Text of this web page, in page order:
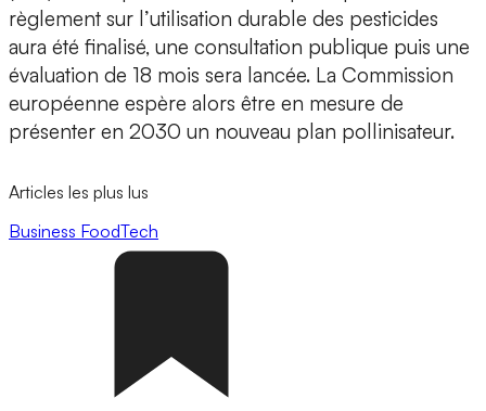
règlement sur l’utilisation durable des pesticides
aura été finalisé, une consultation publique puis une
évaluation de 18 mois sera lancée. La Commission
européenne espère alors être en mesure de
présenter en 2030 un nouveau plan pollinisateur.
Articles les plus lus
Business FoodTech